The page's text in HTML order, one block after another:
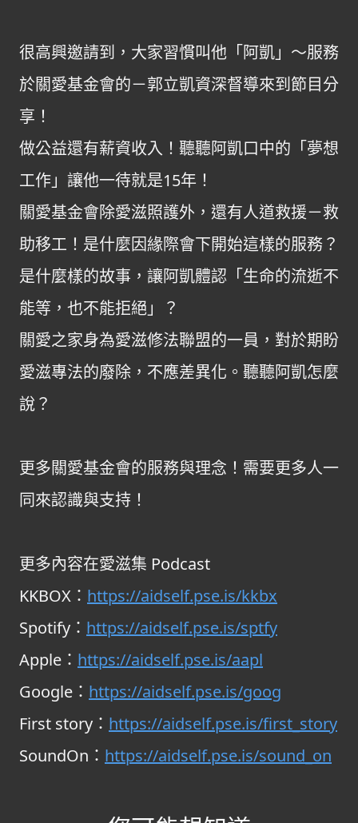
很高興邀請到，大家習慣叫他「阿凱」～服務
於關愛基金會的－郭立凱資深督導來到節目分
享！
做公益還有薪資收入！聽聽阿凱口中的「夢想
工作」讓他一待就是15年！
關愛基金會除愛滋照護外，還有人道救援－救
助移工！是什麼因緣際會下開始這樣的服務？
是什麼樣的故事，讓阿凱體認「生命的流逝不
能等，也不能拒絕」？
關愛之家身為愛滋修法聯盟的一員，對於期盼
愛滋專法的廢除，不應差異化。聽聽阿凱怎麼
說？
更多關愛基金會的服務與理念！需要更多人一
同來認識與支持！
更多內容在愛滋集 Podcast
KKBOX： https://aidself.pse.is/kkbx
Spotify： https://aidself.pse.is/sptfy
Apple： https://aidself.pse.is/aapl
Google： https://aidself.pse.is/goog
First story： https://aidself.pse.is/first_story
SoundOn： https://aidself.pse.is/sound_on